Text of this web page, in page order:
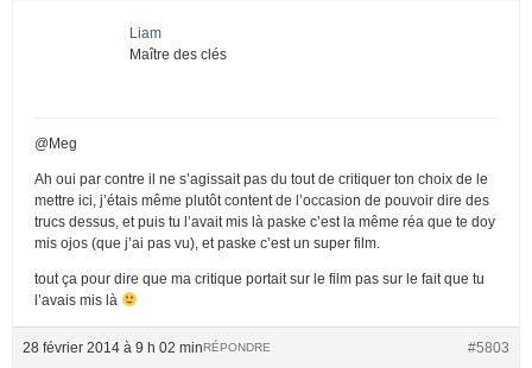
Liam
Maître des clés
@Meg
Ah oui par contre il ne s’agissait pas du tout de critiquer ton choix de le
mettre ici, j’étais même plutôt content de l’occasion de pouvoir dire des
trucs dessus, et puis tu l’avait mis là paske c’est la même réa que te doy
mis ojos (que j’ai pas vu), et paske c’est un super film.
tout ça pour dire que ma critique portait sur le film pas sur le fait que tu
l’avais mis là
28 février 2014 à 9 h 02 min #5803
RÉPONDRE